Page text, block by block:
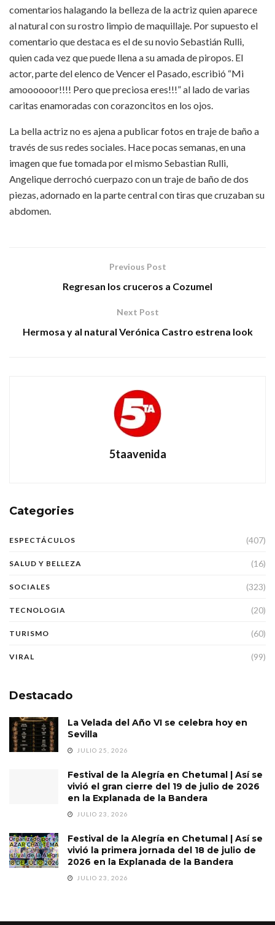
comentarios halagando la belleza de la actriz quien aparece
al natural con su rostro limpio de maquillaje. Por supuesto el
comentario que destaca es el de su novio Sebastián Rulli,
quien cada vez que puede llena a su amada de piropos. El
actor, parte del elenco de Vencer el Pasado, escribió “Mi
amoooooor!!!! Pero que preciosa eres!!!” al lado de varias
caritas enamoradas con corazoncitos en los ojos.
La bella actriz no es ajena a publicar fotos en traje de baño a
través de sus redes sociales. Hace pocas semanas, en una
imagen que fue tomada por el mismo Sebastian Rulli,
Angelique derrochó cuerpazo con un traje de baño de dos
piezas, adornado en la parte central con tiras que cruzaban su
abdomen.
Previous Post
Regresan los cruceros a Cozumel
Next Post
Hermosa y al natural Verónica Castro estrena look
5taavenida
Categories
ESPECTÁCULOS (407)
SALUD Y BELLEZA (16)
SOCIALES (323)
TECNOLOGIA (20)
TURISMO (60)
VIRAL (99)
Destacado
La Velada del Año VI se celebra hoy en
Sevilla
JULIO 25, 2026
Festival de la Alegría en Chetumal | Así se
vivió el gran cierre del 19 de julio de 2026
en la Explanada de la Bandera
JULIO 23, 2026
Festival de la Alegría en Chetumal | Así se
vivió la primera jornada del 18 de julio de
2026 en la Explanada de la Bandera
JULIO 23, 2026